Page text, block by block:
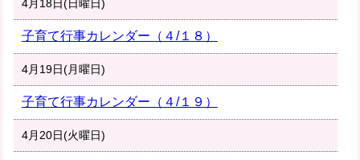
4月18日(日曜日)
子育て行事カレンダー（４/１８）
4月19日(月曜日)
子育て行事カレンダー（４/１９）
4月20日(火曜日)